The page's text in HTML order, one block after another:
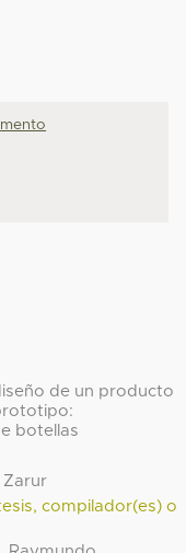
de un producto
botellas
Zarur
compilador(es) o